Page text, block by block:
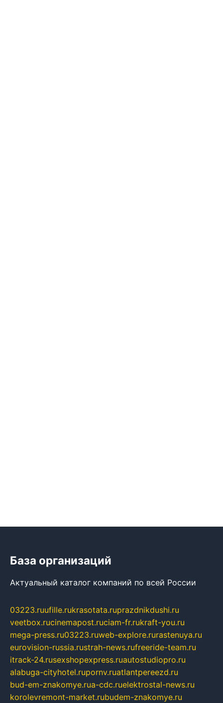
База организаций
Актуальный каталог компаний по всей России
03223.ruufille.rukrasotata.ruprazdnikdushi.ru
veetbox.rucinemapost.ruciam-fr.rukraft-you.ru
mega-press.ru03223.ruweb-explore.rurastenuya.ru
eurovision-russia.rustrah-news.rufreeride-team.ru
itrack-24.rusexshopexpress.ruautostudiopro.ru
alabuga-cityhotel.rupornv.ruatlantpereezd.ru
bud-em-znakomye.rua-cdc.ruelektrostal-news.ru
korolevremont-market.rubudem-znakomye.ru